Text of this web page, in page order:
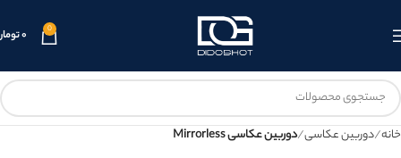
0 ۰
خانه دوربین عکاسی دوربین عکاسی Mirrorless